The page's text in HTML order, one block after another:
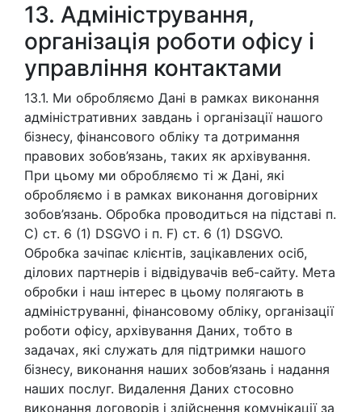
13. Адміністрування,
організація роботи офісу і
управління контактами
13.1. Ми обробляємо Дані в рамках виконання
адміністративних завдань і організації нашого
бізнесу, фінансового обліку та дотримання
правових зобов’язань, таких як архівування.
При цьому ми обробляємо ті ж Дані, які
обробляємо і в рамках виконання договірних
зобов’язань. Обробка проводиться на підставі п.
C) ст. 6 (1) DSGVO і п. F) ст. 6 (1) DSGVO.
Oбробка зачіпає клієнтів, зацікавлених осіб,
ділових партнерів і відвідувачів веб-сайту. Мета
обробки і наш інтерес в цьому полягають в
адмініструванні, фінансовому обліку, організації
роботи офісу, архівування Даних, тобто в
задачах, які служать для підтримки нашого
бізнесу, виконання наших зобов’язань і надання
наших послуг. Видалення Даних стосовно
виконання договорів і здійснення комунікації за